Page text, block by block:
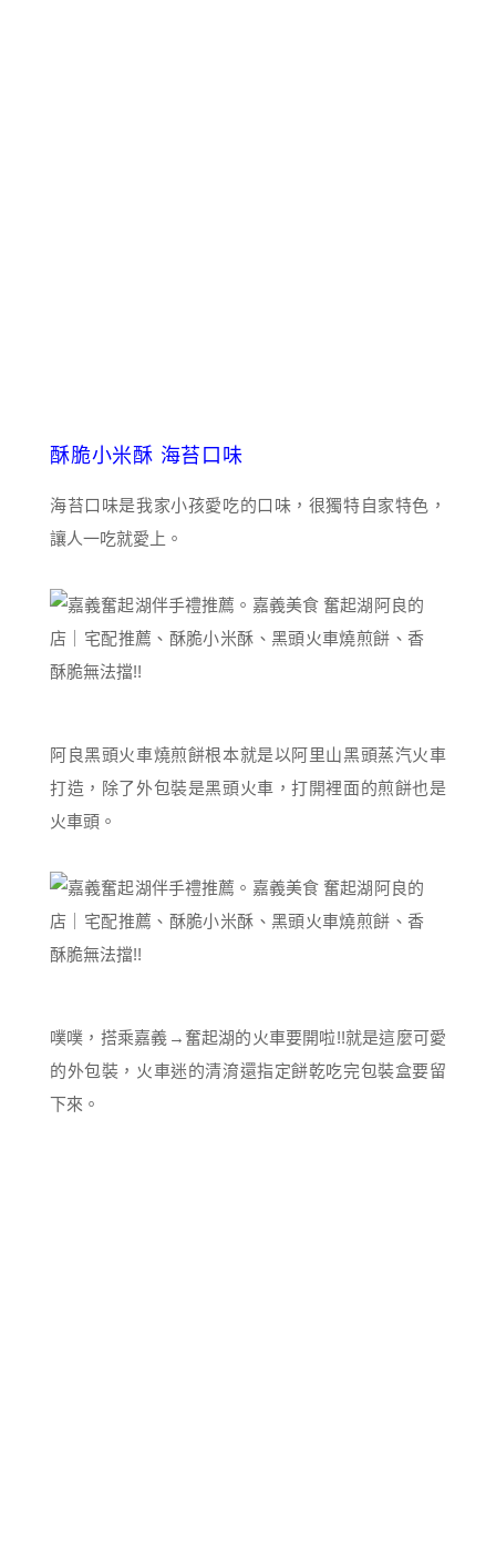
酥脆小米酥 海苔口味
海苔口味是我家小孩愛吃的口味，很獨特自家特色，
讓人一吃就愛上。
阿良黑頭火車燒煎餅根本就是以阿里山黑頭蒸汽火車
打造，除了外包裝是黑頭火車，打開裡面的煎餅也是
火車頭。
噗噗，搭乘嘉義→奮起湖的火車要開啦!!就是這麼可愛
的外包裝，火車迷的清淯還指定餅乾吃完包裝盒要留
下來。